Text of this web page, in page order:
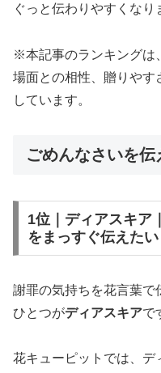
ぐっと伝わりやすくなり
※本記事のランキングは
場面との相性、贈りやす
しています。
ごめんなさいを
1位｜ディアスキア
をまっすぐ伝えた
謝罪の気持ちを花言葉で
ひとつがディアスキアで
花キューピットでは、デ